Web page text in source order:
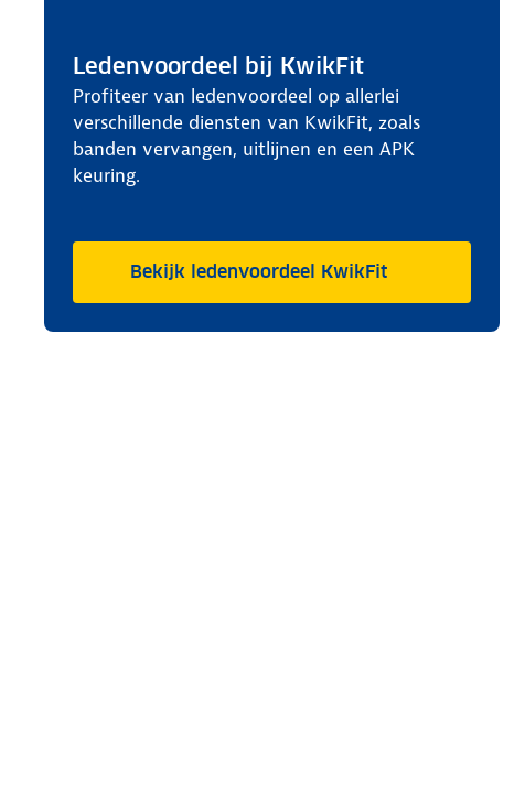
Ledenvoordeel bij KwikFit
Profiteer van ledenvoordeel op allerlei
verschillende diensten van KwikFit, zoals
banden vervangen, uitlijnen en een APK
keuring.
Bekijk ledenvoordeel KwikFit